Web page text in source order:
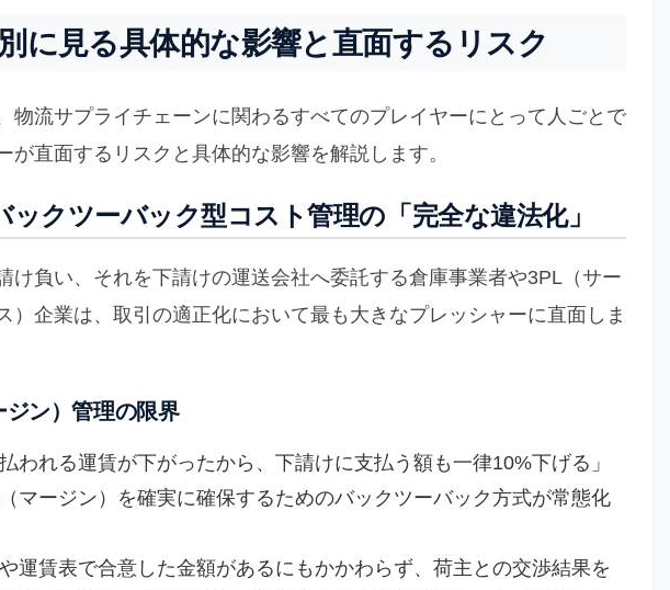
に見る具体的な影響と直面するリスク
物流サプライチェーンに関わるすべてのプレイヤーにとって人ごとで
が直面するリスクと具体的な影響を解説します。
クツーバック型コスト管理の「完全な違法化」
け負い、それを下請けの運送会社へ委託する倉庫事業者や3PL（サー
）企業は、取引の適正化において最も大きなプレッシャーに直面しま
ン）管理の限界
われる運賃が下がったから、下請けに支払う額も一律10%下げる」
マージン）を確実に確保するためのバックツーバック方式が常態化
運賃表で合意した金額があるにもかかわらず、荷主との交渉結果を